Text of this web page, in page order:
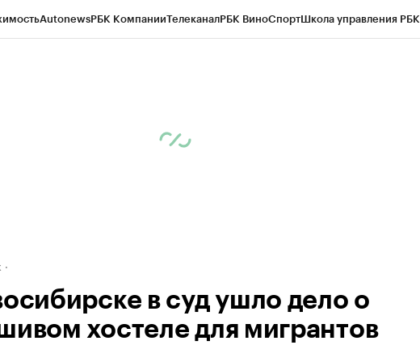
AutonewsРБК КомпанииТелеканалРБК ВиноСпортШкола управления РБК
в суд ушло дело о
хостеле для мигрантов